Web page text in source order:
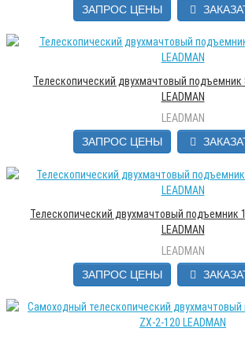
ЗАПРОС ЦЕНЫ
Телескопический двухмачтовый подъемник
LEADMAN
LEADMAN
ЗАПРОС ЦЕНЫ
Телескопический двухмачтовый подъемник
LEADMAN
LEADMAN
ЗАПРОС ЦЕНЫ